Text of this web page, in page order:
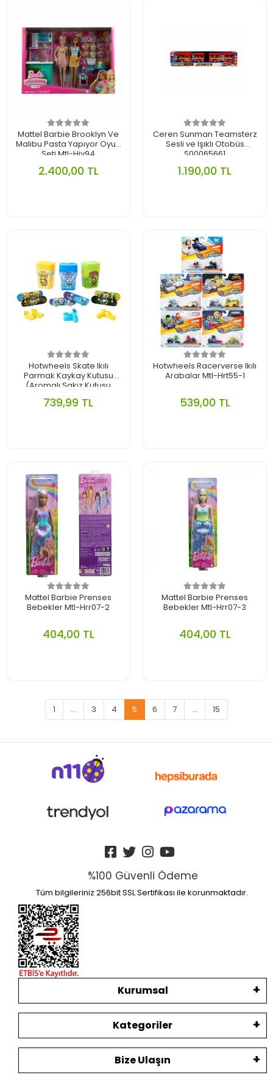
Mattel Barbie Brooklyn Ve
Malibu Pasta Yapıyor Oyun
Seti Mtl-Hjy94
2.400,00 TL
Ceren Sunman Teamsterz
Sesli ve Işıklı Otobüs
S00065661
1.190,00 TL
Hotwheels Skate Ikılı
Parmak Kaykay Kutusu
(Aromalı Sakız Kutusu
739,99 TL
Hotwheels Racerverse Ikılı
Arabalar Mtl-Hrt55-1
539,00 TL
Mattel Barbie Prenses
Bebekler Mtl-Hrr07-2
404,00 TL
Mattel Barbie Prenses
Bebekler Mtl-Hrr07-3
404,00 TL
1 ... 3 4 5 6 7 ... 15
%100 Güvenli Ödeme
Tüm bilgileriniz 256bit SSL Sertifikası ile korunmaktadır.
Kurumsal
Kategoriler
Bize Ulaşın